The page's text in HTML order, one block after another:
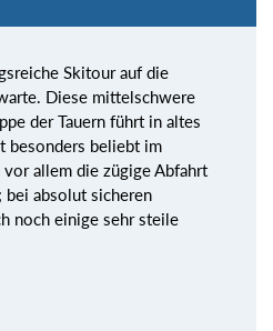
Skitour auf die
Diese mittelschwere
der Tauern führt in altes
besonders beliebt im
allem die zügige Abfahrt
absolut sicheren
noch einige sehr steile